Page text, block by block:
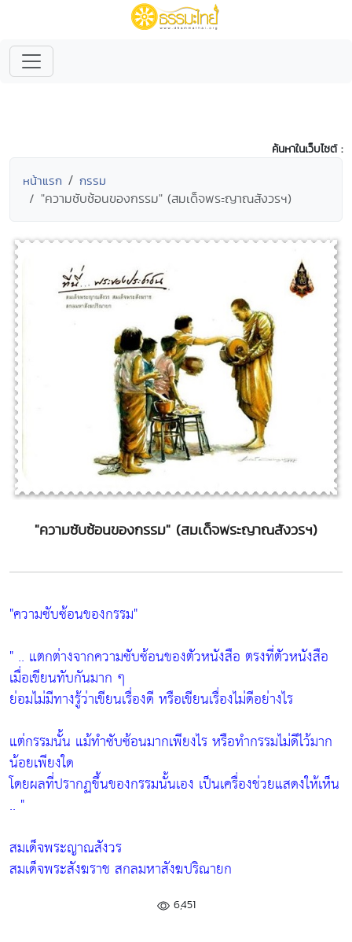
ค้นหาในเว็บไซต์ :
หน้าแรก กรรม
"ความซับซ้อนของกรรม" (สมเด็จพระญาณสังวรฯ)
"ความซับซ้อนของกรรม" (สมเด็จพระญาณสังวรฯ)
"ความซับซ้อนของกรรม"
" .. แตกต่างจากความซับซ้อนของตัวหนังสือ ตรงที่ตัวหนังสือ
เมื่อเขียนทับกันมาก ๆ
ย่อมไม่มีทางรู้ว่าเขียนเรื่องดี หรือเขียนเรื่องไม่ดีอย่างไร
แต่กรรมนั้น แม้ทำซับซ้อนมากเพียงไร หรือทำกรรมไม่ดีไว้มาก
น้อยเพียงใด
โดยผลที่ปรากฏขึ้นของกรรมนั้นเอง เป็นเครื่องช่วยแสดงให้เห็น
.. "
สมเด็จพระญาณสังวร
สมเด็จพระสังฆราช สกลมหาสังฆปริณายก
6,451